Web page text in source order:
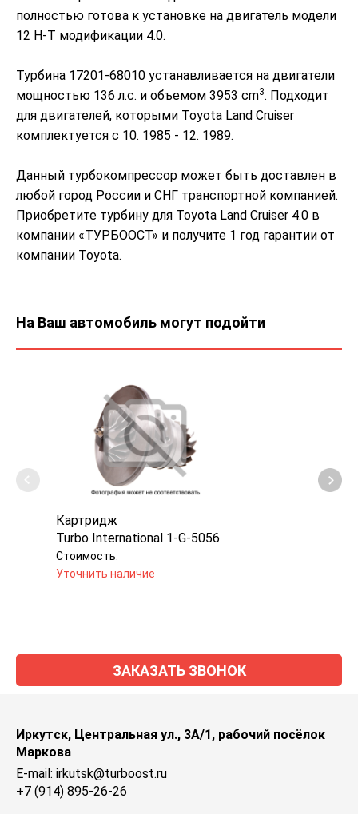
полностью готова к установке на двигатель модели
12 H-T модификации 4.0.
Турбина 17201-68010 устанавливается на двигатели
мощностью 136 л.с. и объемом 3953 cm3. Подходит
для двигателей, которыми Toyota Land Cruiser
комплектуется с 10. 1985 - 12. 1989.
Данный турбокомпрессор может быть доставлен в
любой город России и СНГ транспортной компанией.
Приобретите турбину для Toyota Land Cruiser 4.0 в
компании «ТУРБООСТ» и получите 1 год гарантии от
компании Toyota.
На Ваш автомобиль могут подойти
Картридж
Turbo International 1-G-5056
Стоимость:
Уточнить наличие
ЗАКАЗАТЬ ЗВОНОК
Иркутск, Центральная ул., 3А/1, рабочий посёлок
Маркова
E-mail: irkutsk@turboost.ru
+7 (914) 895-26-26